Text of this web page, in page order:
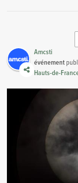
Amcsti
événement
Hauts-de-